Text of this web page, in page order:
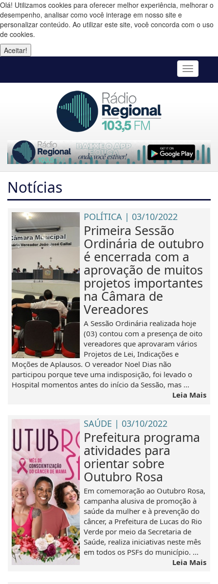
Olá! Utilizamos cookies para oferecer melhor experiência, melhorar o
desempenho, analisar como você interage em nosso site e
personalizar conteúdo. Ao utilizar este site, você concorda com o uso
de cookies.
Aceitar!
Toggle
Notícias
POLÍTICA | 03/10/2022
Primeira Sessão
Ordinária de outubro
é encerrada com a
aprovação de muitos
projetos importantes
na Câmara de
Vereadores
A Sessão Ordinária realizada hoje
(03) contou com a presença de oito
vereadores que aprovaram vários
Projetos de Lei, Indicações e
Moções de Aplausos. O vereador Noel Dias não
participou porque teve uma indisposição, foi levado o
Hospital momentos antes do início da Sessão, mas ...
Leia Mais
SAÚDE | 03/10/2022
Prefeitura programa
atividades para
orientar sobre
Outubro Rosa
Em comemoração ao Outubro Rosa,
campanha alusiva de promoção à
saúde da mulher e à prevenção do
câncer, a Prefeitura de Lucas do Rio
Verde por meio da Secretaria de
Saúde, realiza iniciativas neste mês
em todos os PSFs do município. ...
Leia Mais